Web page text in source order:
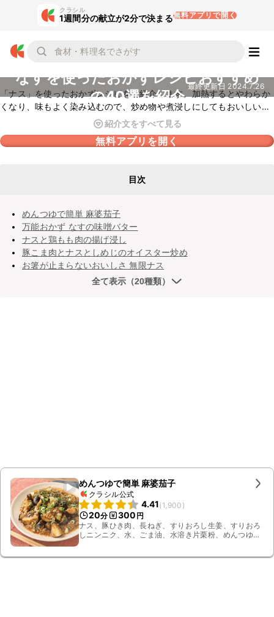
クラシル
1週間分の献立が2分で決まる無料アプリで開く
なすを使ったおかずレシピおすすめ
の40選を紹介
最終更新日 2024.7.26
「ナス」を使ったおかずレシピをご紹介します。加熱するとやわらか
くなり、味もよく染み込むので、炒め物や煮浸しにしてもおいしいで
すよ。バタポン炒めやオイスターソース炒めなど、おすすめのレシピ
をピックアップしましたので、ぜひチェックしてみてくださいね。
紹介文をすべて見る
無料アプリを開く
目次
めんつゆで簡単 麻婆茄子
万能おかず なすの味噌バター
ナスと鶏もも肉の揚げ浸し
豚こま肉とナスとしめじのオイスター炒め
お箸が止まらないおいしさ 無限ナス
全て表示（20種類）
めんつゆで簡単 麻婆茄子
クラシル公式
4.41(1,900 )
20分 300 円
ナス、豚ひき肉、長ねぎ、すりおろし生姜、すりおろ
しニンニク、水、ごま油、水溶き片栗粉、めんつゆ、